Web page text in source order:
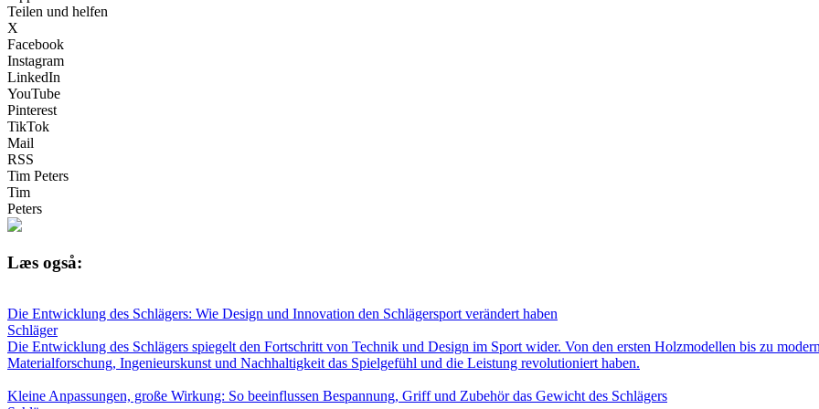
Teilen und helfen
X
Facebook
Instagram
LinkedIn
YouTube
Pinterest
TikTok
Mail
RSS
Tim Peters
Tim
Peters
Læs også:
Die Entwicklung des Schlägers: Wie Design und Innovation den Schlägersport verändert haben
Schläger
Die Entwicklung des Schlägers spiegelt den Fortschritt von Technik und Design im Sport wider. Von den ersten Holzmodellen bis zu
Materialforschung, Ingenieurskunst und Nachhaltigkeit das Spielgefühl und die Leistung revolutioniert haben.
Kleine Anpassungen, große Wirkung: So beeinflussen Bespannung, Griff und Zubehör das Gewicht des Schlägers